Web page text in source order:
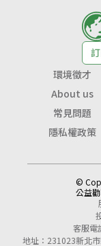
環境徵才
About us
常見問題
隱私權政策
©
公益
客服電
地址：231023新北